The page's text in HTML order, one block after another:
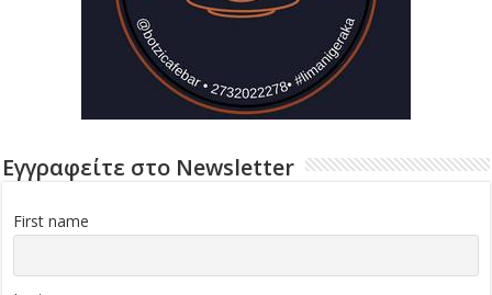
Εγγραφείτε στο Newsletter
First name